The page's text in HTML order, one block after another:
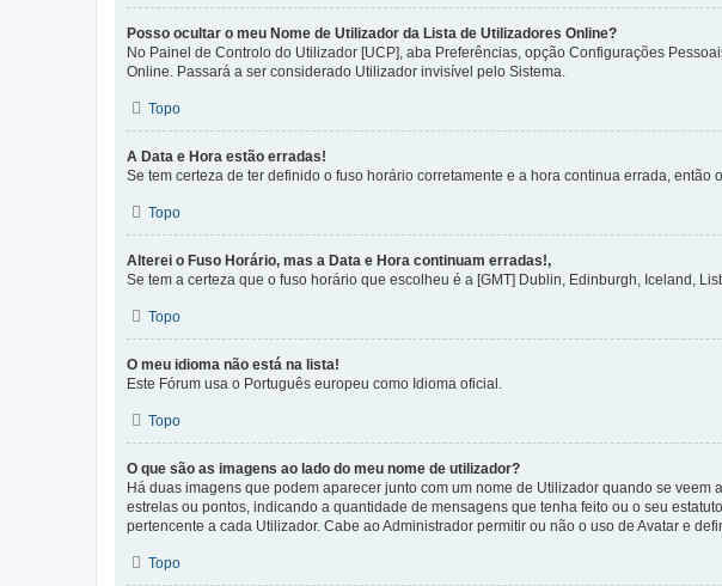
Posso ocultar o meu Nome de Utilizador da Lista de Utilizadores Online?
No Painel de Controlo do Utilizador [UCP], aba Preferências, opção Configurações
Online. Passará a ser considerado Utilizador invisível pelo Sistema.
Topo
A Data e Hora estão erradas!
Se tem certeza de ter definido o fuso horário corretamente e a hora continua errada,
Topo
Alterei o Fuso Horário, mas a Data e Hora continuam erradas!,
Se tem a certeza que o fuso horário que escolheu é a [GMT] Dublin, Edinburgh, Iceland,
Topo
O meu idioma não está na lista!
Este Fórum usa o Português europeu como Idioma oficial.
Topo
O que são as imagens ao lado do meu nome de utilizador?
Há duas imagens que podem aparecer junto com um nome de Utilizador quando se
estrelas ou pontos, indicando a quantidade de mensagens que tenha feito ou o seu
pertencente a cada Utilizador. Cabe ao Administrador permitir ou não o uso de Avatar e
Topo